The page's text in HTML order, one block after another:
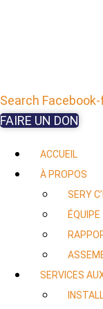
Search
FAIRE UN DON
ACCUEIL
À PROPOS
SERY
ÉQUIPE
SERVICES